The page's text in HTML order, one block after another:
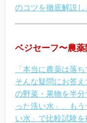
のコツを徹底解説し
ベジセーフ〜農
「本当に農薬は落ち
そんな疑問にお答
の野菜・果物を半
った洗い水」、も
い水」で比較試験を